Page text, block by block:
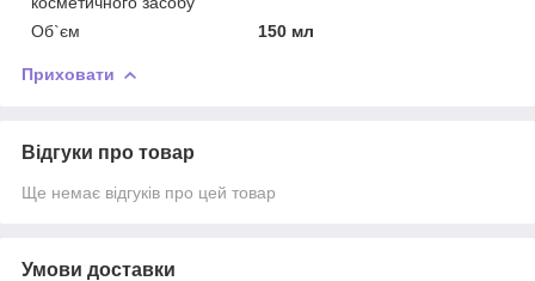
Об`єм 150 мл
Приховати
Відгуки про товар
Ще немає відгуків про цей товар
Умови доставки